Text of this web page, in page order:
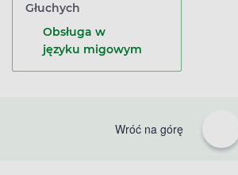
Głuchych
Obsługa w
języku migowym
Wróć na górę